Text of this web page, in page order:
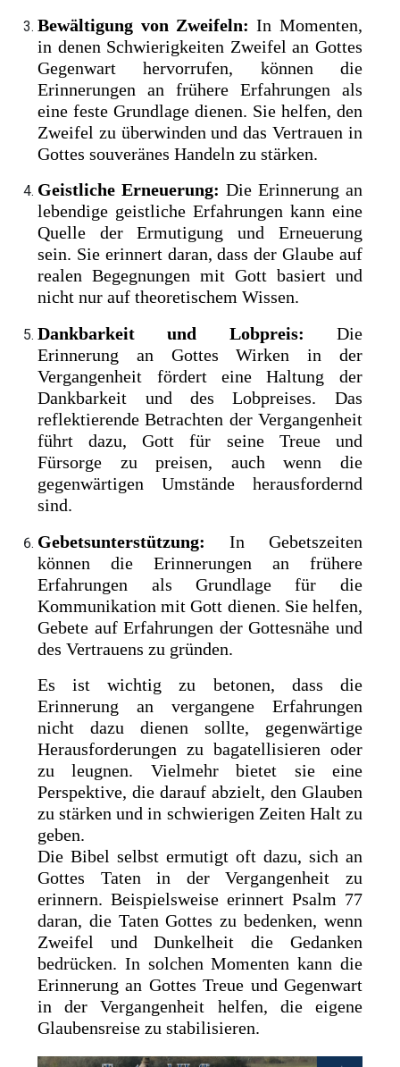
Bewältigung von Zweifeln: In Momenten,
in denen Schwierigkeiten Zweifel an Gottes
Gegenwart hervorrufen, können die
Erinnerungen an frühere Erfahrungen als
eine feste Grundlage dienen. Sie helfen, den
Zweifel zu überwinden und das Vertrauen in
Gottes souveränes Handeln zu stärken.
Geistliche Erneuerung: Die Erinnerung an
lebendige geistliche Erfahrungen kann eine
Quelle der Ermutigung und Erneuerung
sein. Sie erinnert daran, dass der Glaube auf
realen Begegnungen mit Gott basiert und
nicht nur auf theoretischem Wissen.
Dankbarkeit und Lobpreis: Die
Erinnerung an Gottes Wirken in der
Vergangenheit fördert eine Haltung der
Dankbarkeit und des Lobpreises. Das
reflektierende Betrachten der Vergangenheit
führt dazu, Gott für seine Treue und
Fürsorge zu preisen, auch wenn die
gegenwärtigen Umstände herausfordernd
sind.
Gebetsunterstützung: In Gebetszeiten
können die Erinnerungen an frühere
Erfahrungen als Grundlage für die
Kommunikation mit Gott dienen. Sie helfen,
Gebete auf Erfahrungen der Gottesnähe und
des Vertrauens zu gründen.
Es ist wichtig zu betonen, dass die
Erinnerung an vergangene Erfahrungen
nicht dazu dienen sollte, gegenwärtige
Herausforderungen zu bagatellisieren oder
zu leugnen. Vielmehr bietet sie eine
Perspektive, die darauf abzielt, den Glauben
zu stärken und in schwierigen Zeiten Halt zu
geben.
Die Bibel selbst ermutigt oft dazu, sich an
Gottes Taten in der Vergangenheit zu
erinnern. Beispielsweise erinnert Psalm 77
daran, die Taten Gottes zu bedenken, wenn
Zweifel und Dunkelheit die Gedanken
bedrücken. In solchen Momenten kann die
Erinnerung an Gottes Treue und Gegenwart
in der Vergangenheit helfen, die eigene
Glaubensreise zu stabilisieren.